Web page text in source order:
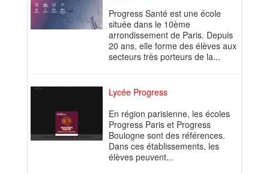
Progress Santé est une école
située dans le 10ème
arrondissement de Paris. Depuis
20 ans, elle forme des élèves aux
secteurs très porteurs de la...
Lycée Progress
En région parisienne, les écoles
Progress Paris et Progress
Boulogne sont des références.
Dans ces établissements, les
élèves peuvent...